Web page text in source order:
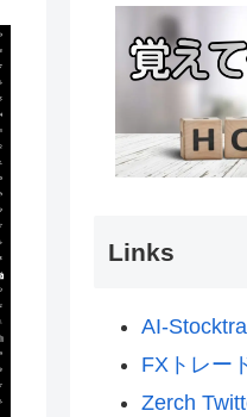
Links
AI-
FXトレー
Zerch